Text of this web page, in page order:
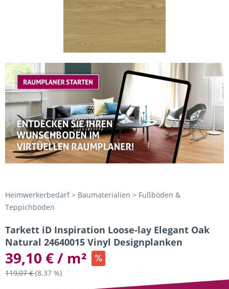
Heimwerkerbedarf > Baumaterialien > Fußböden &
Teppichböden
Tarkett iD Inspiration Loose-lay Elegant Oak
Natural 24640015 Vinyl Designplanken
39,10 € / m²
119,07 €(8.37 %)